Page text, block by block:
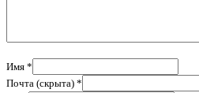
Имя *
Почта (скрыта) *